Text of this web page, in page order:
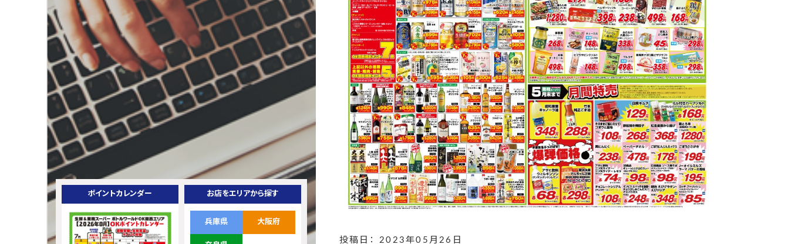
ポイントカレンダー お店をエリアから探す
兵庫県 大阪府
投稿日： 2023年05月26日